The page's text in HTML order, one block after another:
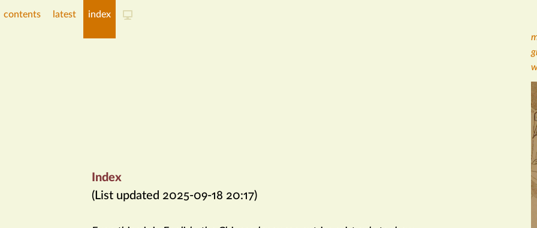
contents latest index
Index
(List updated 2025-09-18 20:17)